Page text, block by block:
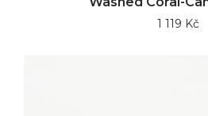
1 119 Kč